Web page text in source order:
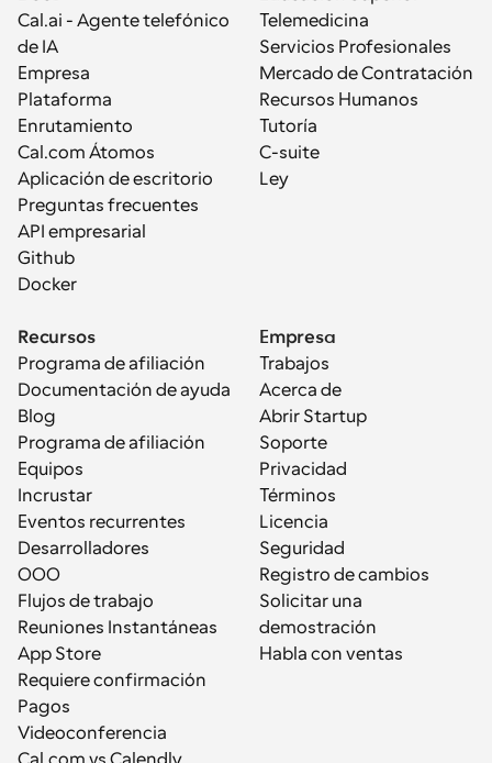
Cal.ai - Agente telefónico
de IA
Empresa
Plataforma
Enrutamiento
Cal.com Átomos
Aplicación de escritorio
Preguntas frecuentes
API empresarial
Github
Docker
Telemedicina
Servicios Profesionales
Mercado de Contratación
Recursos Humanos
Tutoría
C-suite
Ley
Recursos
Programa de afiliación
Documentación de ayuda
Blog
Programa de afiliación
Equipos
Incrustar
Eventos recurrentes
Desarrolladores
OOO
Flujos de trabajo
Reuniones Instantáneas
App Store
Requiere confirmación
Pagos
Videoconferencia
Empresa
Trabajos
Acerca de
Abrir Startup
Soporte
Privacidad
Términos
Licencia
Seguridad
Registro de cambios
Solicitar una
demostración
Habla con ventas